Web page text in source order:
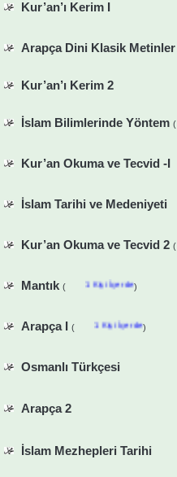
Kur’an’ı Kerim I
Arapça Dini Klasik Metinler
Kur’an’ı Kerim 2
İslam Bilimlerinde Yöntem (
Kur’an Okuma ve Tecvid -I
İslam Tarihi ve Medeniyeti
Kur’an Okuma ve Tecvid 2 (
Mantık ( 1 Kişi İçerde )
Arapça I ( 1 Kişi İçerde )
Osmanlı Türkçesi
Arapça 2
İslam Mezhepleri Tarihi